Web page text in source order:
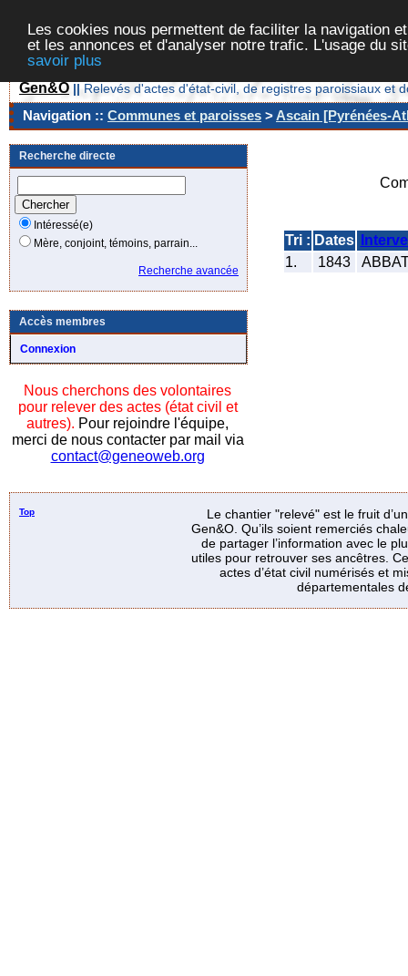
Les cookies nous permettent de faciliter la navigation
et les annonces et d'analyser notre trafic. L'usage du
savoir plus
Gen&O || Relevés d'actes d'état-civil, de registres paroissiaux et
Navigation :: Communes et paroisses >Ascain [Pyrénées-
Recherche directe
Intéressé(e)
Mère, conjoint, témoins, parrain...
Recherche avancée
Accès membres
Connexion
Nous cherchons des volontaires
pour relever des actes (état civil et
autres). Pour rejoindre l'équipe,
merci de nous contacter par mail via
contact@geneoweb.org
Tri : Dates
1.
1843
Top
Le chantier "relevé" est le fruit
Gen&O. Qu’ils soient remerciés
de partager l’information avec le
utiles pour retrouver ses ancêtres.
actes d’état civil numérisés et
départementales